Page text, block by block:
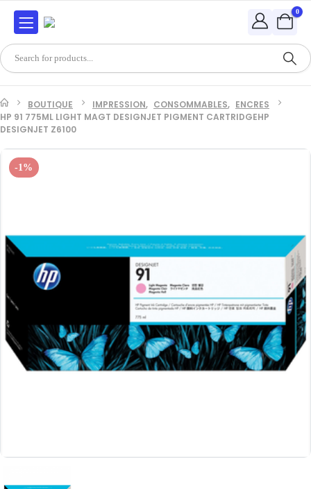
0
BOUTIQUE IMPRESSION, CONSOMMABLES, ENCRES
HP 91 775ML LIGHT MAGT DESIGNJET PIGMENT CARTRIDGEHP
DESIGNJET Z6100
-1%